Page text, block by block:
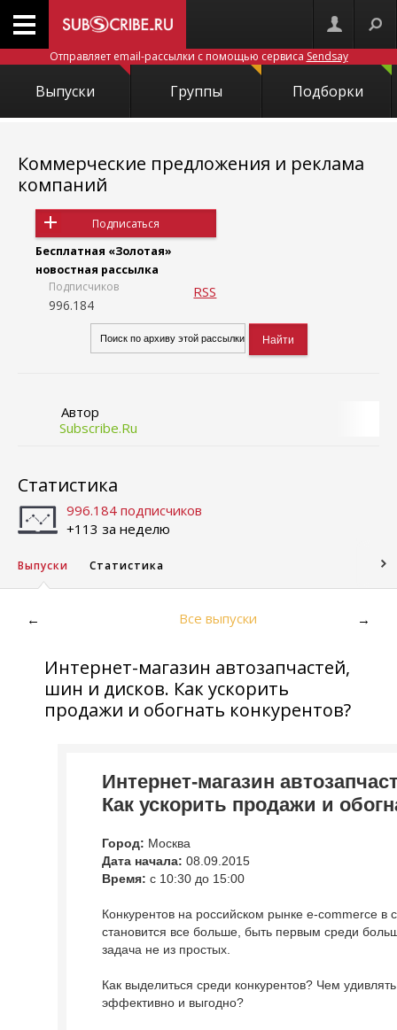
Отправляет email-рассылки с помощью сервиса Sendsay
Выпуски Группы Подборки
Коммерческие предложения и реклама
компаний
Подписаться
Бесплатная «Золотая»
новостная рассылка
Подписчиков
996.184
RSS
Автор
Subscribe.Ru
Статистика
996.184 подписчиков
+113 за неделю
Выпуски Статистика
← Все выпуски →
Интернет-магазин автозапчастей,
шин и дисков. Как ускорить
продажи и обогнать конкурентов?
Интернет-магазин
Как ускорить продажи и
Город: Москва
Дата начала: 08.09.2015
Время: с 10:30 до 15:00
Конкурентов на росcийском рынке e-commerce в
становится все больше, быть первым среди
задача не из простых.
Как выделиться среди конкурентов? Чем
эффективно и выгодно?